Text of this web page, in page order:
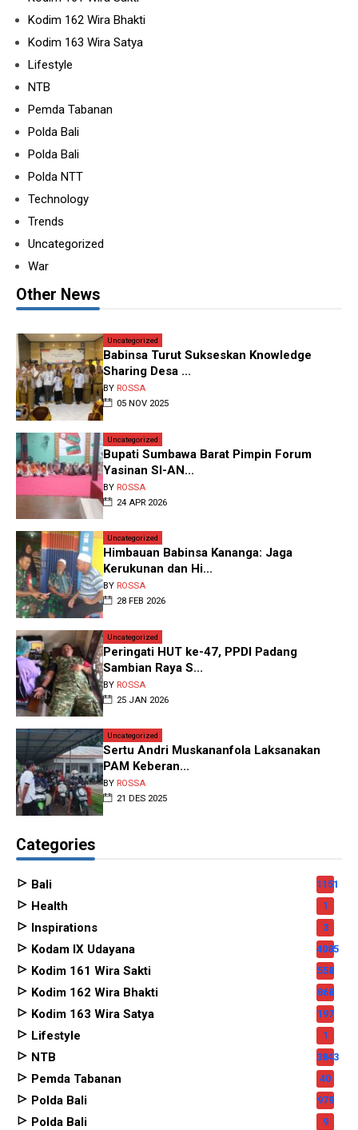
Kodim 162 Wira Bhakti
Kodim 163 Wira Satya
Lifestyle
NTB
Pemda Tabanan
Polda Bali
Polda Bali
Polda NTT
Technology
Trends
Uncategorized
War
Other News
Uncategorized
Babinsa Turut Sukseskan Knowledge
Sharing Desa ...
BY ROSSA
05 NOV 2025
Uncategorized
Bupati Sumbawa Barat Pimpin Forum
Yasinan SI-AN...
BY ROSSA
24 APR 2026
Uncategorized
Himbauan Babinsa Kananga: Jaga
Kerukunan dan Hi...
BY ROSSA
28 FEB 2026
Uncategorized
Peringati HUT ke-47, PPDI Padang
Sambian Raya S...
BY ROSSA
25 JAN 2026
Uncategorized
Sertu Andri Muskananfola Laksanakan
PAM Keberan...
BY ROSSA
21 DES 2025
Categories
Bali 1151
Health 1
Inspirations 3
Kodam IX Udayana 4085
Kodim 161 Wira Sakti 558
Kodim 162 Wira Bhakti 868
Kodim 163 Wira Satya 197
Lifestyle 1
NTB 3843
Pemda Tabanan 40
Polda Bali 979
Polda Bali 9